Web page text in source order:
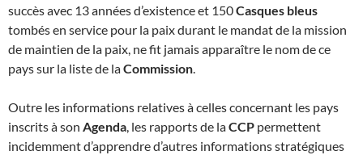
succès avec 13 années d’existence et 150Casques bleus
tombés en service pour la paix durant le mandat de la mission
de maintien de la paix, ne fit jamais apparaître le nom de ce
pays sur la liste de laCommission.
Outre les informations relatives à celles concernant les pays
inscrits à son Agenda, les rapports de laCCP permettent
incidemment d’apprendre d’autres informations stratégiques